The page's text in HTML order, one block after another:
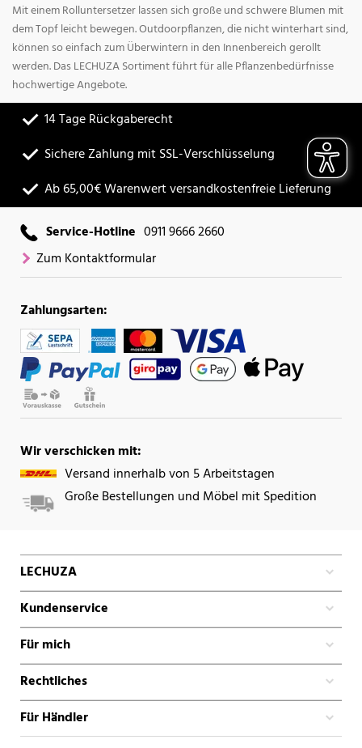
Mit einem Rolluntersetzer lassen sich große und schwere Blumen mit
dem Topf leicht bewegen. Outdoorpflanzen, die nicht winterhart sind,
können so einfach zum Überwintern in den Innenbereich gerollt
werden. Das LECHUZA Sortiment führt für alle Pflanzenbedürfnisse
hochwertige Angebote.
14 Tage Rückgaberecht
Sichere Zahlung mit SSL-Verschlüsselung
Ab 65,00€ Warenwert versandkostenfreie Lieferung
Service-Hotline 0911 9666 2660
Zum Kontaktformular
Zahlungsarten:
Wir verschicken mit:
Versand innerhalb von 5 Arbeitstagen
Große Bestellungen und Möbel mit Spedition
LECHUZA
Kundenservice
Für mich
Rechtliches
Für Händler